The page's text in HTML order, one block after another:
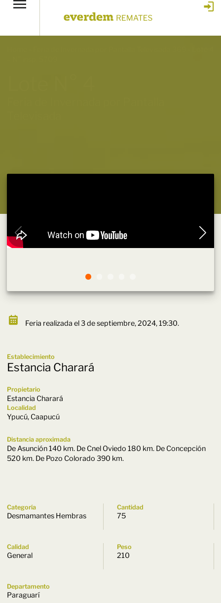
Feria realizada el 3 de septiembre, 2024, 19:30.
Establecimiento
Estancia Charará
Propietario
Estancia Charará
Localidad
Ypucú, Caapucú
Distancia aproximada
De Asunción 140 km. De Cnel Oviedo 180 km. De Concepción
520 km. De Pozo Colorado 390 km.
Categoría
Desmamantes Hembras
Cantidad
75
Calidad
General
Peso
210
Departamento
Paraguarí